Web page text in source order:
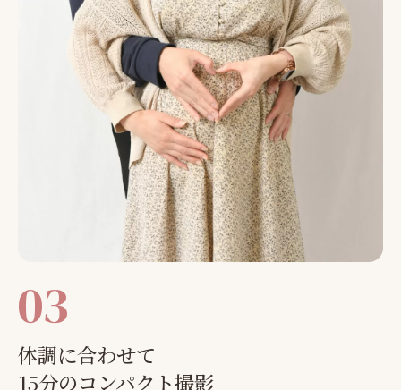
03
体調に合わせて
15分のコンパクト撮影